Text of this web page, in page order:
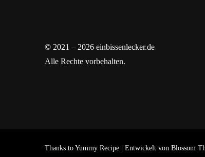
© 2021 – 2026 einbissenlecker.de
Alle Rechte vorbehalten.
Thanks toYummy Recipe | Entwickelt von Blossom